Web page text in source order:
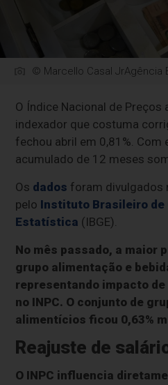
© Marcello Casal JrAgência
O Índice Nacional de Preços
indexador que costuma
fechou abril em 0,81%. Com
acumulado de 12 meses
Os dados foram divulgados
pelo Instituto Brasileiro de
Estatística (IBGE).
No mês passado, a maior
grupo alimentação e
representando impacto de
no INPC. O conjunto de
alimentícios ficou 0,63%
Reajuste de
O INPC influencia